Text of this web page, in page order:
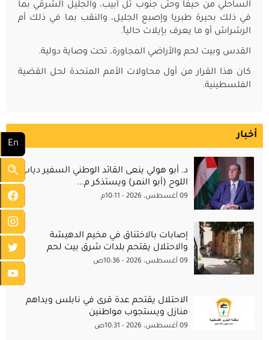
En
الساحلي من حيفا وحتى جنوب تل أبيب، والجليل الشرقي بما
في ذلك بحيرة طبريا وإصبع الجليل، والنقب بما في ذلك أم
الرشراش أو ما يعرف بإيلات حالياً.
القدس وبيت لحم والأراضي المجاورة، تحت وصاية دولية.
كان هذا القرار من أول محاولات الأمم المتحدة لحل القضية
الفلسطينية.
أخبار
د. أبو هولي ينعى القائد الوطني السفير دياب
اللوح (أبو النمر) ويستذكر م...
09 أغسطس، 2026 - 10:11م
إصابات بالاختناق في مخيم الدهيشة
والاحتلال يقتحم بلدات شرق بيت لحم
09 أغسطس، 2026 - 10:36ص
الاحتلال يقتحم عدة قرى في نابلس ويداهم
منازل ويستجوب مواطنين
09 أغسطس، 2026 - 10:31ص